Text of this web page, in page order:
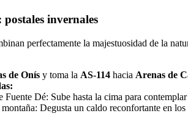
invernales
perfectamente la majestuosidad de la
de Onísy toma la AS-114hacia Arenas de
Fuente Dé: Sube hasta la cima para
Degusta un caldo reconfortante en